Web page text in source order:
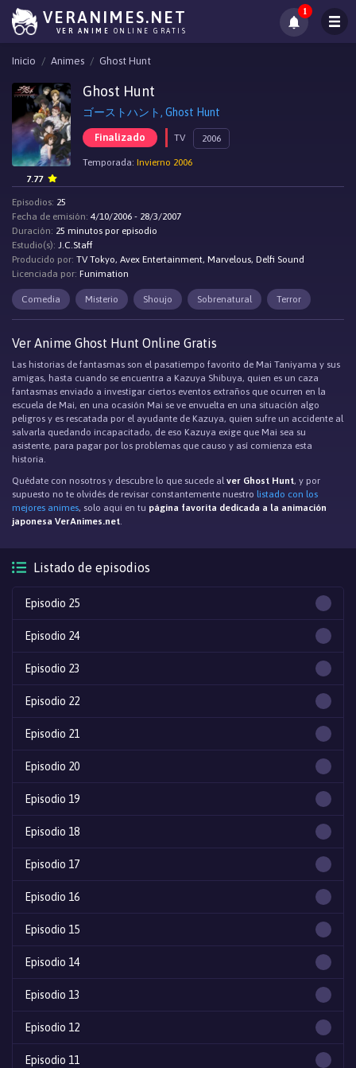
VERANIMES.NET
VER ANIME ONLINE GRATIS
1
Inicio Animes Ghost Hunt
Ghost Hunt
ゴーストハント, Ghost Hunt
Finalizado TV 2006
Temporada: Invierno 2006
7.77
Episodios: 25
Fecha de emisión: 4/10/2006 - 28/3/2007
Duración: 25 minutos por episodio
Estudio(s): J.C.Staff
Producido por: TV Tokyo, Avex Entertainment, Marvelous, Delfi Sound
Licenciada por: Funimation
Comedia Misterio Shoujo Sobrenatural Terror
Ver Anime Ghost Hunt Online Gratis
Las historias de fantasmas son el pasatiempo favorito de Mai Taniyama y sus
amigas, hasta cuando se encuentra a Kazuya Shibuya, quien es un caza
fantasmas enviado a investigar ciertos eventos extraños que ocurren en la
escuela de Mai, en una ocasión Mai se ve envuelta en una situación algo
peligros y es rescatada por el ayudante de Kazuya, quien sufre un accidente al
salvarla quedando incapacitado, de eso Kazuya exige que Mai sea su
asistente, para pagar por los problemas que causo y así comienza esta
historia.
Quédate con nosotros y descubre lo que sucede alver Ghost Hunt, y por
supuesto no te olvidés de revisar constantemente nuestro listado con los
mejores animes, solo aqui en tu página favorita dedicada a la animación
japonesa VerAnimes.net.
Listado de episodios
Episodio 25
Episodio 24
Episodio 23
Episodio 22
Episodio 21
Episodio 20
Episodio 19
Episodio 18
Episodio 17
Episodio 16
Episodio 15
Episodio 14
Episodio 13
Episodio 12
Episodio 11